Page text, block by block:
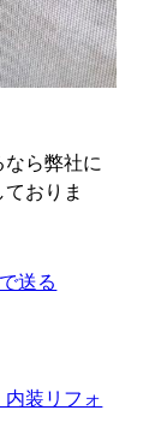
ら弊社に
おりま
装リフォ